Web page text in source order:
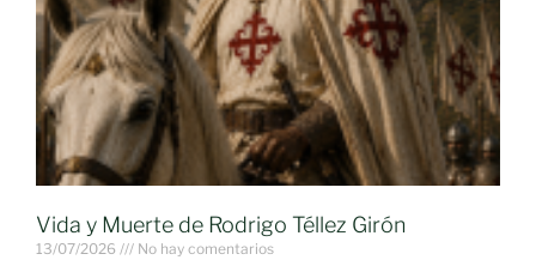
Vida y Muerte de Rodrigo Téllez Girón
13/07/2026 No hay comentarios